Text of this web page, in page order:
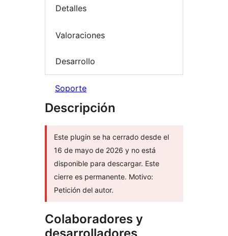
Detalles
Valoraciones
Desarrollo
Soporte
Descripción
Este plugin se ha cerrado desde el
16 de mayo de 2026 y no está
disponible para descargar. Este
cierre es permanente. Motivo:
Petición del autor.
Colaboradores y